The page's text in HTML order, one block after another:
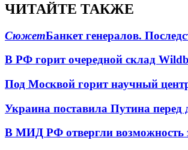
ЧИТАЙТЕ ТАКЖЕ
СюжетБанкет генералов.
В РФ горит очередной склад
Под Москвой горит научный
Украина поставила Путина
В МИД РФ отвергли возможность